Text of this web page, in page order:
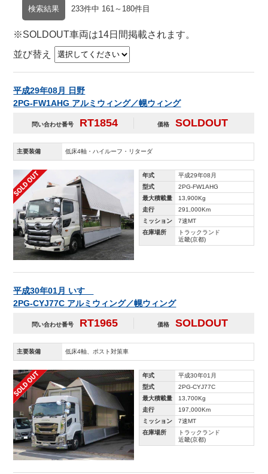
検索結果 233件中 161～180件目
※SOLDOUT車両は14日間掲載されます。
並び替え
平成29年08月 日野
2PG-FW1AHG アルミウィング／幌ウィング
問い合わせ番号 RT1854 価格 SOLDOUT
主要装備 低床4軸・ハイルーフ・リターダ
年式
平成29年08月
型式
2PG-FW1AHG
最大積載量
13,900Kg
走行
291,000Km
ミッション
7速MT
在庫場所
トラックランド
近畿(京都)
平成30年01月 いすゞ
2PG-CYJ77C アルミウィング／幌ウィング
問い合わせ番号 RT1965 価格 SOLDOUT
主要装備 低床4軸、ポスト対策車
年式
平成30年01月
型式
2PG-CYJ77C
最大積載量
13,700Kg
走行
197,000Km
ミッション
7速MT
在庫場所
トラックランド
近畿(京都)